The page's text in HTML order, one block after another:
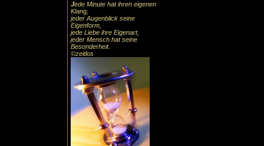
Jede Minute hat ihren eigenen
Klang,
jeder Augenblick seine
Eigenform,
jede Liebe ihre Eigenart,
jeder Mensch hat seine
Besonderheit.
©zeitlos